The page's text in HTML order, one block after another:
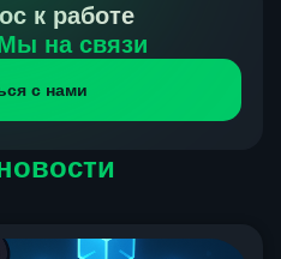
а на другой части
на сайте, является
напиши в онлайн-
к работе
на связи
с нами